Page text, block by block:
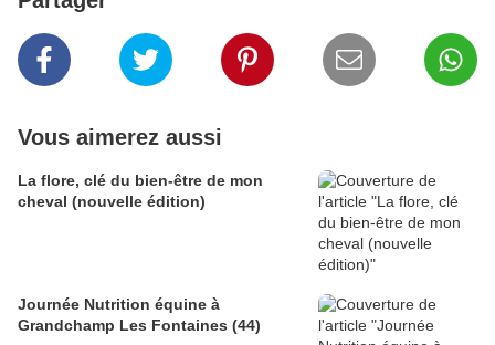
Vous aimerez aussi
La flore, clé du bien-être de mon
cheval (nouvelle édition)
Journée Nutrition équine à
Grandchamp Les Fontaines (44)